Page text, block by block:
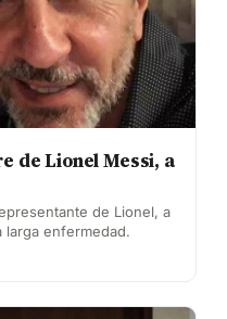
de Lionel Messi, a
de Lionel, a
larga enfermedad.